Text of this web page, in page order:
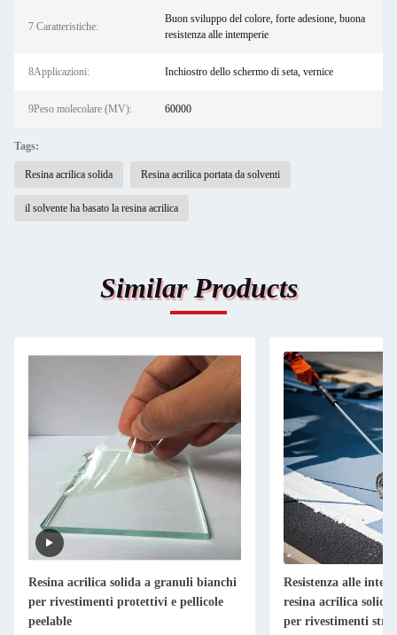
7‌ Caratteristiche:
Buon sviluppo del colore, forte adesione, buona
resistenza alle intemperie
8Applicazioni‌: Inchiostro dello schermo di seta, vernice
9Peso molecolare (MV): 60000
Tags:
Resina acrilica solida Resina acrilica portata da solventi
il solvente ha basato la resina acrilica
Similar Products
Resina acrilica solida a granuli bianchi
per rivestimenti protettivi e pellicole
peelable
Resistenza alle
resina acrilica solida
per rivestimenti